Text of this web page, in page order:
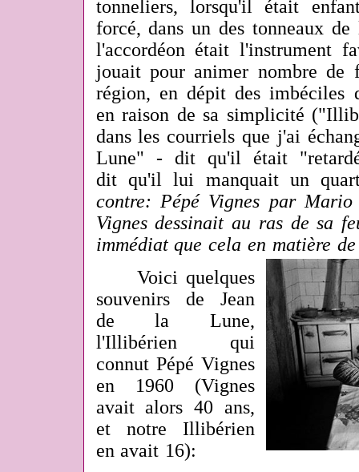
tonneliers, lorsqu'il était
forcé, dans un des tonneaux
l'accordéon était l'instrument
jouait pour animer nombre de
région, en dépit des imbéciles
en raison de sa simplicité
dans les courriels que j'ai
Lune" - dit qu'il était
dit qu'il lui manquait un
contre: Pépé Vignes par
Vignes dessinait au ras de sa
immédiat que cela en matière de
Voici quelques
souvenirs de Jean
de la Lune,
l'Illibérien qui
connut Pépé Vignes
en 1960 (Vignes
avait alors 40 ans,
et notre Illibérien
en avait 16):